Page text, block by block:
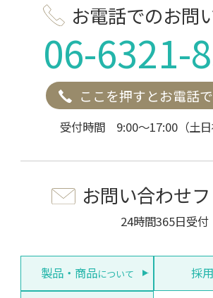
お電話でのお問
06-6321-
ここを押すとお電話
受付時間 9:00～17:00（土日
お問い合わせ
24時間365日受付
製品・商品について 採用